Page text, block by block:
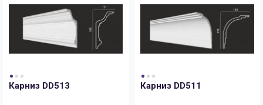
Карниз DD513 Карниз DD511